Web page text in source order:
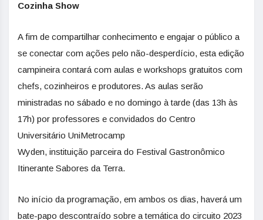
Cozinha Show
A fim de compartilhar conhecimento e engajar o público a
se conectar com ações pelo não-desperdício, esta edição
campineira contará com aulas e workshops gratuitos com
chefs, cozinheiros e produtores. As aulas serão
ministradas no sábado e no domingo à tarde (das 13h às
17h) por professores e convidados do Centro
Universitário UniMetrocamp
Wyden, instituição parceira do Festival Gastronômico
Itinerante Sabores da Terra.
No início da programação, em ambos os dias, haverá um
bate-papo descontraído sobre a temática do circuito 2023